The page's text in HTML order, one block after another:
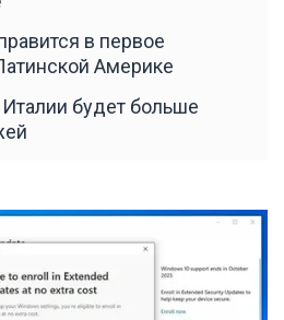
в первое
Америке
Италии будет больше